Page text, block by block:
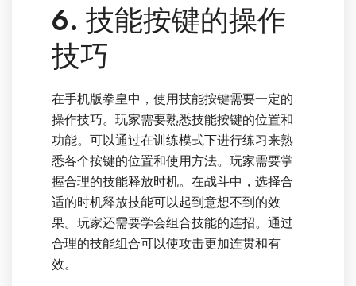
6. 技能按键的操作
技巧
在手机版拳皇中，使用技能按键需要一定的
操作技巧。玩家需要熟悉技能按键的位置和
功能。可以通过在训练模式下进行练习来熟
悉各个按键的位置和使用方法。玩家需要掌
握合理的技能释放时机。在战斗中，选择合
适的时机释放技能可以起到意想不到的效
果。玩家还需要学会组合技能的连招。通过
合理的技能组合可以使攻击更加连贯和有
效。